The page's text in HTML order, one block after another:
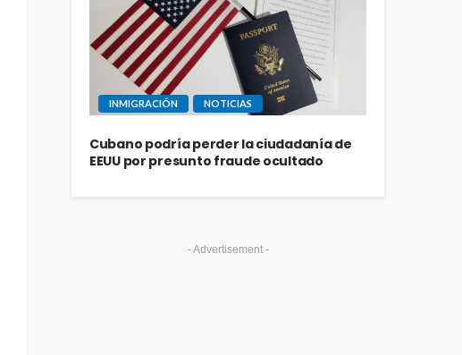
INMIGRACIÓN NOTICIAS
Cubano podría perder la ciudadanía de
EEUU por presunto fraude ocultado
- Advertisement -